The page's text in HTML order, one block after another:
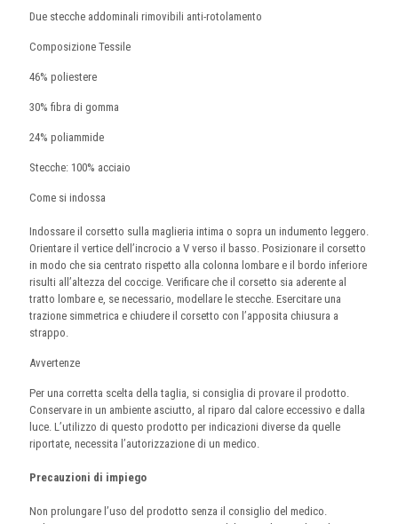
Due stecche addominali rimovibili anti-rotolamento
Composizione Tessile
46% poliestere
30% fibra di gomma
24% poliammide
Stecche: 100% acciaio
Come si indossa
Indossare il corsetto sulla maglieria intima o sopra un indumento leggero.
Orientare il vertice dell’incrocio a V verso il basso. Posizionare il corsetto
in modo che sia centrato rispetto alla colonna lombare e il bordo inferiore
risulti all’altezza del coccige. Verificare che il corsetto sia aderente al
tratto lombare e, se necessario, modellare le stecche. Esercitare una
trazione simmetrica e chiudere il corsetto con l’apposita chiusura a
strappo.
Avvertenze
Per una corretta scelta della taglia, si consiglia di provare il prodotto.
Conservare in un ambiente asciutto, al riparo dal calore eccessivo e dalla
luce. L’utilizzo di questo prodotto per indicazioni diverse da quelle
riportate, necessita l’autorizzazione di un medico.
Precauzioni di impiego
Non prolungare l’uso del prodotto senza il consiglio del medico.